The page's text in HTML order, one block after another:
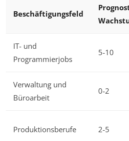
Beschäftigungsfeld
IT- und
Programmierjobs
5-10
Verwaltung und
Büroarbeit
0-2
Produktionsberufe 2-5